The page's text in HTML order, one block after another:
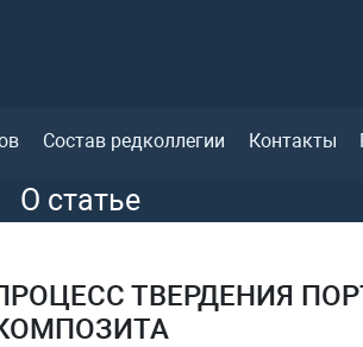
Состав редколлегии Контакты
О статье
ТВЕРДЕНИЯ